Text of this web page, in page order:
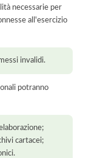
necessarie per
all'esercizio
invalidi.
potranno
cartacei;